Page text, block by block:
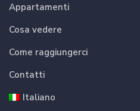
Appartamenti
Cosa vedere
Come raggiungerci
Contatti
Italiano